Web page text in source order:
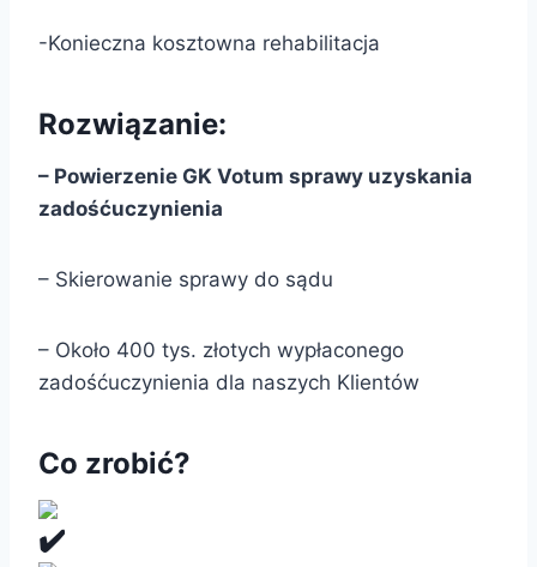
-Konieczna kosztowna rehabilitacja
Rozwiązanie:
– Powierzenie GK Votum sprawy uzyskania
zadośćuczynienia
– Skierowanie sprawy do sądu
– Około 400 tys. złotych wypłaconego
zadośćuczynienia dla naszych Klientów
Co zrobić?